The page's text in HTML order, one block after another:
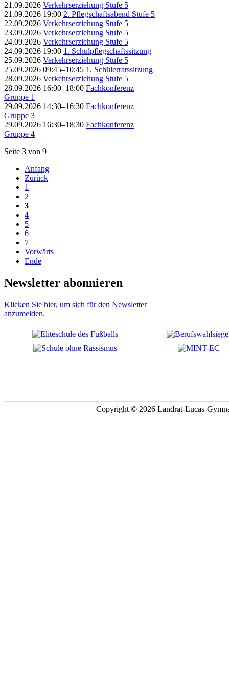
21.09.2026 Verkehrserziehung Stufe 5
21.09.2026 19:00 2. Pflegschaftsabend Stufe 5
22.09.2026 Verkehrserziehung Stufe 5
23.09.2026 Verkehrserziehung Stufe 5
24.09.2026 Verkehrserziehung Stufe 5
24.09.2026 19:00 1. Schulpflegschaftssitzung
25.09.2026 Verkehrserziehung Stufe 5
25.09.2026 09:45–10:45 1. Schülerratssitzung
28.09.2026 Verkehrserziehung Stufe 5
28.09.2026 16:00–18:00 Fachkonferenz
Gruppe 1
29.09.2026 14:30–16:30 Fachkonferenz
Gruppe 3
29.09.2026 16:30–18:30 Fachkonferenz
Gruppe 4
Seite 3 von 9
Anfang
Zurück
1
2
3
4
5
6
7
Vorwärts
Ende
Newsletter abonnieren
Klicken Sie hier, um sich für den Newsletter
anzumelden.
Copyright © 2026 Landrat-Lucas-